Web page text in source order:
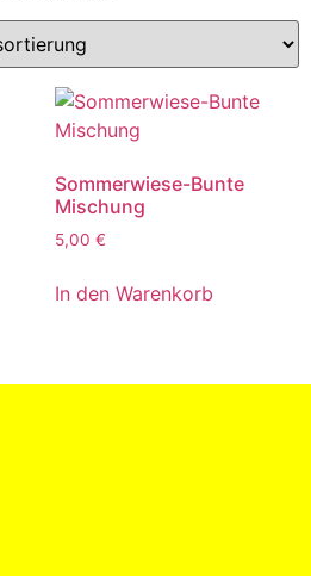
Sommerwiese-Bunte
Mischung
5,00 €
In den Warenkorb